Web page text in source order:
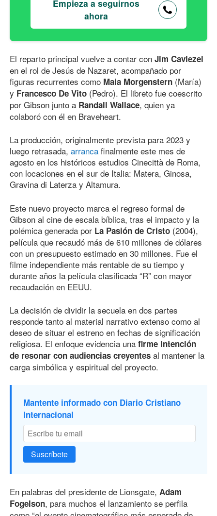
Empieza a seguirnos
ahora
El reparto principal vuelve a contar con Jim Caviezel
en el rol de Jesús de Nazaret, acompañado por
figuras recurrentes como Maia Morgenstern (María)
y Francesco De Vito (Pedro). El libreto fue coescrito
por Gibson junto a Randall Wallace, quien ya
colaboró con él en Braveheart.
La producción, originalmente prevista para 2023 y
luego retrasada, arranca finalmente este mes de
agosto en los históricos estudios Cinecittà de Roma,
con locaciones en el sur de Italia: Matera, Ginosa,
Gravina di Laterza y Altamura.
Este nuevo proyecto marca el regreso formal de
Gibson al cine de escala bíblica, tras el impacto y la
polémica generada por La Pasión de Cristo (2004),
película que recaudó más de 610 millones de dólares
con un presupuesto estimado en 30 millones. Fue el
filme independiente más rentable de su tiempo y
durante años la película clasificada “R” con mayor
recaudación en EEUU.
La decisión de dividir la secuela en dos partes
responde tanto al material narrativo extenso como al
deseo de situar el estreno en fechas de significación
religiosa. El enfoque evidencia una firme intención
de resonar con audiencias creyentes al mantener la
carga simbólica y espiritual del proyecto.
Mantente informado con Diario Cristiano
Internacional
Suscríbete
En palabras del presidente de Lionsgate, Adam
Fogelson, para muchos el lanzamiento se perfila